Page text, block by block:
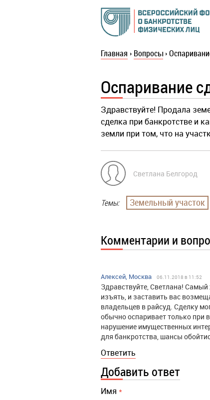
Главная › Вопросы ›
Оспаривание
Здравствуйте! Продала
сделка при банкротстве и
земли при том, что на
Светлана Белгород
Темы: Земельный участок
Комментарии и
Алексей, Москва 06.11.2018 в 11:52
Здравствуйте, Светлана!
изъять, и заставить вас
владельцев в райсуд. Сделку
обычно оспаривает только при
нарушение имущественных
для банкротства, шансы
Ответить
Добавить ответ
Имя *